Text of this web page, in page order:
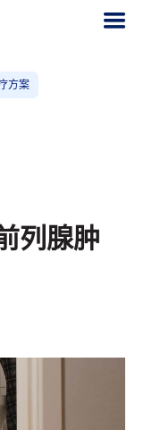
方案
列腺肿